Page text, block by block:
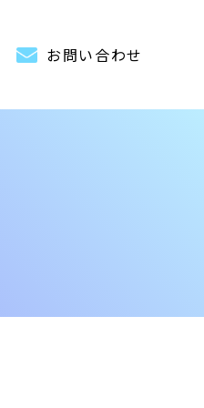
お問い合わせ